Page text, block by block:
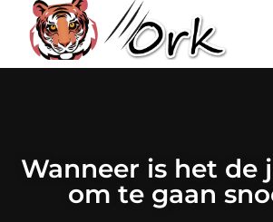
Wanneer is het de
om te gaan